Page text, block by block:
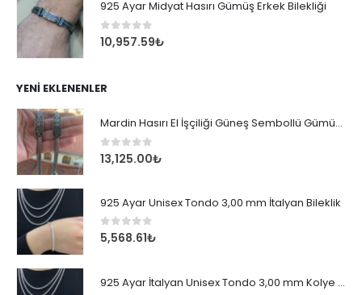
925 Ayar Midyat Hasırı Gümüş Erkek Bilekliği
0out of 5
10,957.59₺
YENI EKLENENLER
Mardin Hasırı El İşçiliği Güneş Sembollü Gümüş Erkek Bileklik
0out of 5
13,125.00₺
925 Ayar Unisex Tondo 3,00 mm İtalyan Bileklik
0 out of 5
5,568.61₺
925 Ayar İtalyan Unisex Tondo 3,00 mm Kolye Zincir